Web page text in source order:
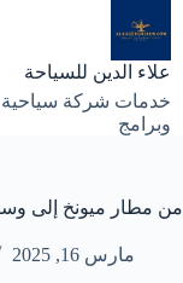
إلى
المحتوى
علاء الدين للسياحة
خدمات شركة
وبرامج
من مطار ميونخ إلى
مارس 16, 2025